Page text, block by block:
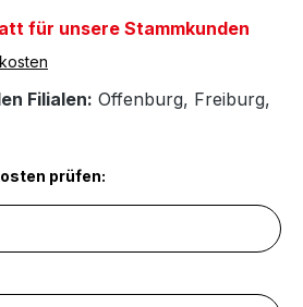
für unsere Stammkunden
Filialen: Offenburg, Freiburg,
prüfen: